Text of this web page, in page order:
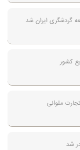
گردشگری ایران شد
کشور
ملوانی
شد